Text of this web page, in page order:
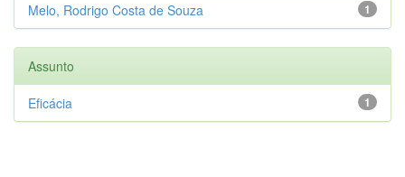
1
Melo, Rodrigo Costa de Souza
Assunto
1
Eficácia